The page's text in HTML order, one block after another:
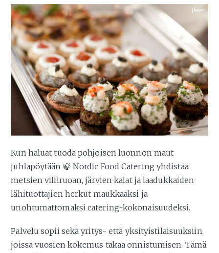
Kun haluat tuoda pohjoisen luonnon maut
juhlapöytään 🍃 Nordic Food Catering yhdistää
metsien villiruoan, järvien kalat ja laadukkaiden
lähituottajien herkut maukkaaksi ja
unohtumattomaksi catering-kokonaisuudeksi.
Palvelu sopii sekä yritys- että yksityistilaisuuksiin,
joissa vuosien kokemus takaa onnistumisen. Tämä